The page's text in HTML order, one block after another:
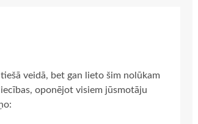
veidā, bet gan lieto šim nolūkam
oponējot visiem jūsmotāju